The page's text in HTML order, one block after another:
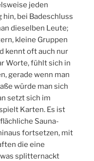
jeden
hin, bei Badeschluss
dieselben Leute;
kleine Gruppen
kennt oft auch nur
Worte, fühlt sich in
gerade wenn man
würde man sich
setzt sich im
Karten. Es ist
Sauna-
fortsetzen, mit
die eine
splitternackt